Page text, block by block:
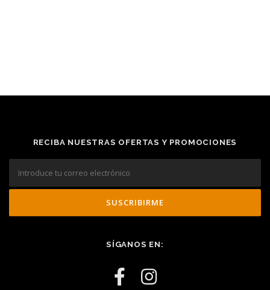
RECIBA NUESTRAS OFERTAS Y PROMOCIONES
SÍGANOS EN: